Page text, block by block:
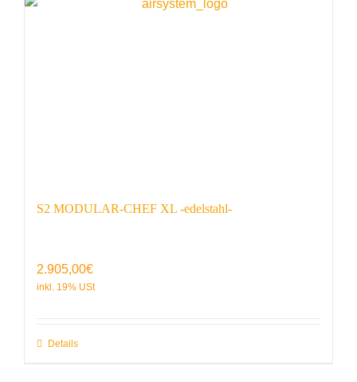
S2 MODULAR-CHEF XL -edelstahl-
2.905,00€
Details